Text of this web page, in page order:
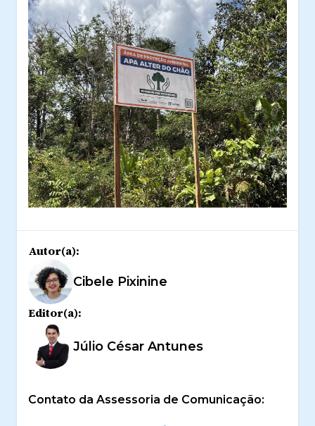
Autor(a):
Cibele Pixinine
Editor(a):
Júlio César Antunes
Contato da Assessoria de Comunicação: